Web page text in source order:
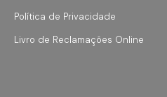
Política de Privacidade
Livro de Reclamações Online